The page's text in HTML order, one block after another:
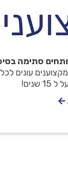
סתימה
עונים